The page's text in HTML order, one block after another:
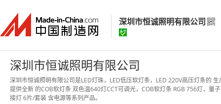
深圳市恒诚照明有限公司
深圳市恒诚照明有限公司
经营模式：生产制造
所在地区：广东省 深圳市
深圳市恒诚照明有限公司
深圳市恒诚照明有限公司是LED灯珠，LED低压软灯条，LED 220V高压灯条的
提供全新 的COB软灯条 双色温640灯CCT可调光，COB软灯条 RGB 756灯，量
接灯 6片/套装 含电源等系列产品。